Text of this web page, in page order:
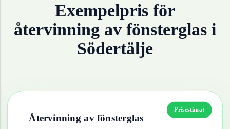
Exempelpris för
återvinning av fönsterglas i
Södertälje
Prisestimat
Återvinning av fönsterglas